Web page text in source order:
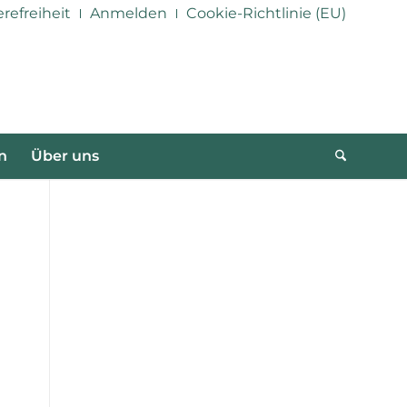
Anmelden Cookie-Richtlinie (EU)
Über uns